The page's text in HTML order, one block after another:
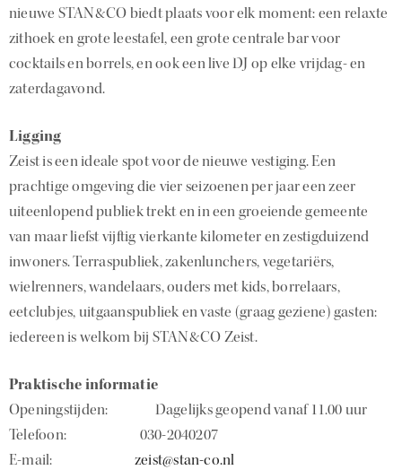
nieuwe STAN&CO biedt plaats voor elk moment: een relaxte
zithoek en grote leestafel, een grote centrale bar voor
cocktails en borrels, en ook een live DJ op elke vrijdag- en
zaterdagavond.
Ligging
Zeist is een ideale spot voor de nieuwe vestiging. Een
prachtige omgeving die vier seizoenen per jaar een zeer
uiteenlopend publiek trekt en in een groeiende gemeente
van maar liefst vijftig vierkante kilometer en zestigduizend
inwoners. Terraspubliek, zakenlunchers, vegetariërs,
wielrenners, wandelaars, ouders met kids, borrelaars,
eetclubjes, uitgaanspubliek en vaste (graag geziene) gasten:
iedereen is welkom bij STAN&CO Zeist.
Praktische informatie
Openingstijden: Dagelijks geopend vanaf 11.00 uur
Telefoon: 030-2040207
E-mail: zeist@stan-co.nl